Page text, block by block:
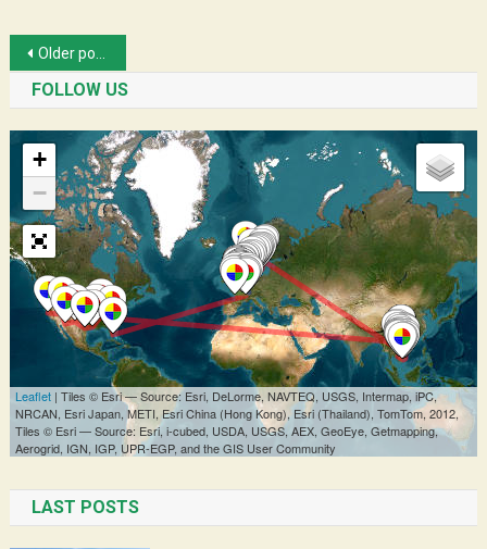
Posts
navigation
Older posts
FOLLOW US
LAST POSTS